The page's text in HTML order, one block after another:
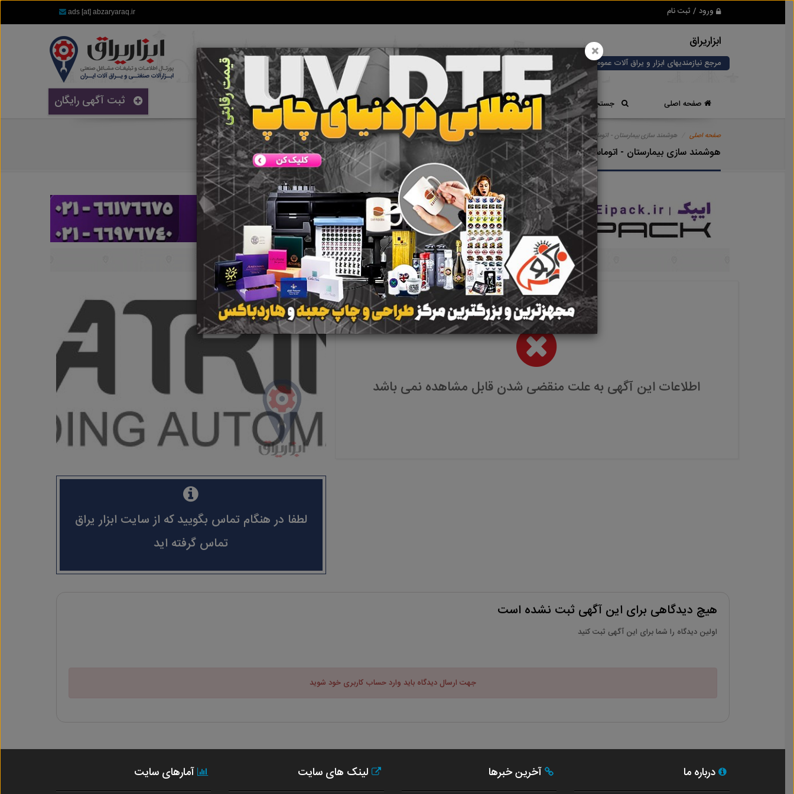
ورود / ثبت نام ads [at] abzaryaraq.ir
ابزاریراق
مرجع نیازمندیهای ابزار و یراق آلات عمومی و صنعتی
صفحه اصلی جستجوی سریع تعرفه آگهی ها خبرهای سایت تماس با ما ثبت آگهی رایگان
صفحه اصلی هوشمند سازی بیمارستان - اتوماسیون ساختمان اترینا
هوشمند سازی بیمارستان - اتوماسیون ساختمان اترینا
اطلاعات این آگهی به علت منقضی شدن قابل مشاهده نمی باشد
لطفا در هنگام تماس بگویید که از سایت ابزار یراق
تماس گرفته اید
هیچ دیدگاهی برای این آگهی ثبت نشده است
اولین دیدگاه را شما برای این آگهی ثبت کنید
جهت ارسال دیدگاه باید وارد حساب کاربری خود شوید
درباره ما آخرین خبرها لینک های سایت آمارهای سایت
×